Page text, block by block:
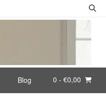
Blog 0 - €0,00